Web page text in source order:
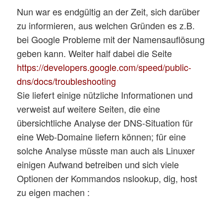
Nun war es endgültig an der Zeit, sich darüber
zu informieren, aus welchen Gründen es z.B.
bei Google Probleme mit der Namensauflösung
geben kann. Weiter half dabei die Seite
https://developers.google.com/speed/public-
dns/docs/troubleshooting
Sie liefert einige nützliche Informationen und
verweist auf weitere Seiten, die eine
übersichtliche Analyse der DNS-Situation für
eine Web-Domaine liefern können; für eine
solche Analyse müsste man auch als Linuxer
einigen Aufwand betreiben und sich viele
Optionen der Kommandos nslookup, dig, host
zu eigen machen :